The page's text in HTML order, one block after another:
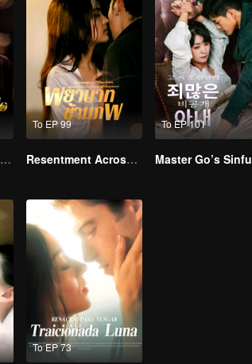
Kiss Me, My Fated Alpha
To EP 99
Resentment Across Worlds
To EP 101
To EP 73